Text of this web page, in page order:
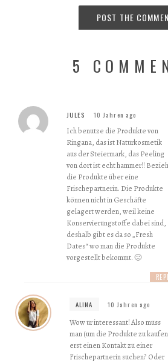
5
JULES 10 Jahren ago
Ich benutze die Produkte von
Ringana, das ist Naturkosmetik
aus der Steiermark, das Peeling
von dort ist echt hammer!!
die Produkte über eine
Frischepartnerin. Die Produkte
können nicht in Geschäfte
gelagert werden, weil keine
Konservierungstoffe dabei sind,
deshalb gibt es da so „Fresh
Dates“ wo man die Produkte
vorgestellt bekommt. 🙂
ALINA 10 Jahren ago
Wow ur interessant! Also muss
man (um die Produkte zu
erst einen Kontakt zu einer
Frischepartnerin suchen? Oder